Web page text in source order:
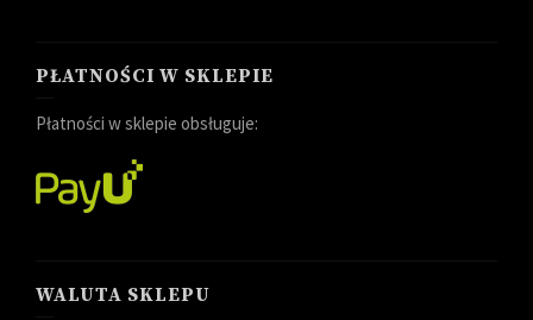
PŁATNOŚCI W SKLEPIE
Płatności w sklepie obsługuje:
WALUTA SKLEPU